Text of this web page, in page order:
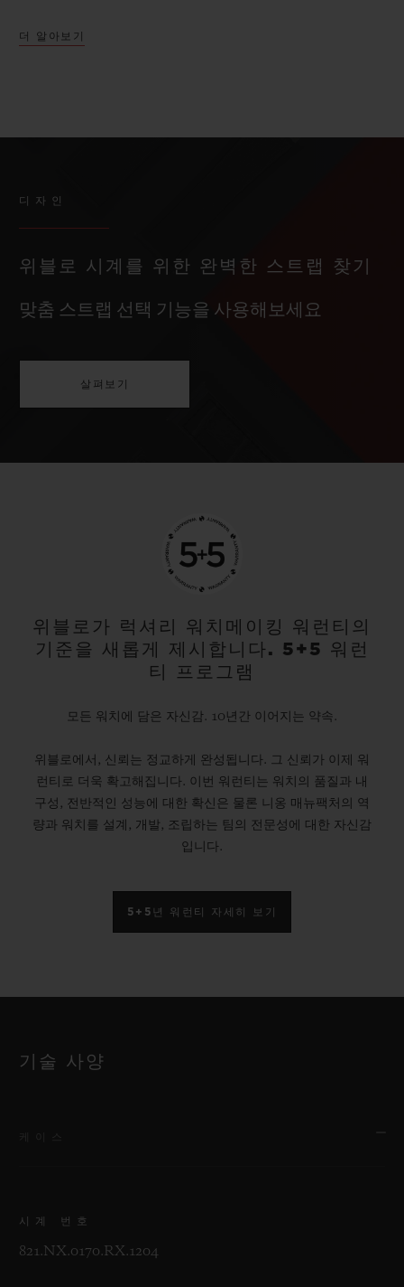
더 알아보기
디자인
위블로 시계를 위한 완벽한 스트랩 찾기
맞춤 스트랩 선택 기능을 사용해보세요
살펴보기
위블로가 럭셔리 워치메이킹 워런티의
기준을 새롭게 제시합니다. 5+5 워런
티 프로그램
모든 워치에 담은 자신감. 10년간 이어지는 약속.
위블로에서, 신뢰는 정교하게 완성됩니다. 그 신뢰가 이제 워
런티로 더욱 확고해집니다. 이번 워런티는 워치의 품질과 내
구성, 전반적인 성능에 대한 확신은 물론 니옹 매뉴팩처의 역
량과 워치를 설계, 개발, 조립하는 팀의 전문성에 대한 자신감
입니다.
5+5년 워런티 자세히 보기
기술 사양
시계 번호
821.NX.0170.RX.1204